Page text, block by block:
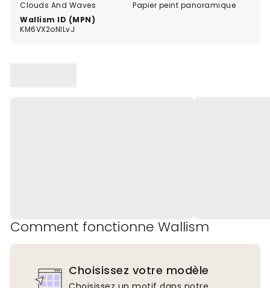
Clouds And Waves
Papier peint panoramique
Wallism ID (MPN)
KM6VX2oNlLvJ
Comment fonctionne Wallism
Choisissez votre modèle